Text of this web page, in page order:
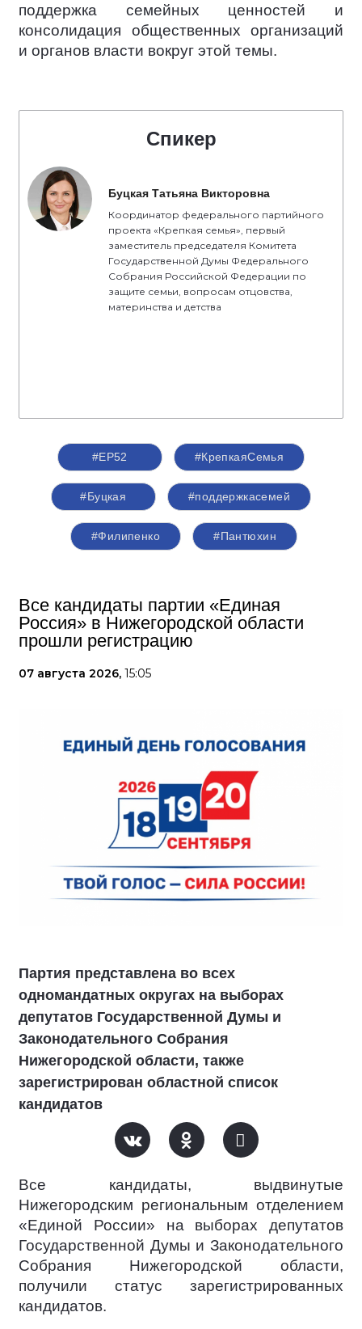
поддержка семейных ценностей и
консолидация общественных организаций
и органов власти вокруг этой темы.
Спикер
Буцкая Татьяна Викторовна
Координатор федерального партийного
проекта «Крепкая семья», первый
заместитель председателя Комитета
Государственной Думы Федерального
Собрания Российской Федерации по
защите семьи, вопросам отцовства,
материнства и детства
#ЕР52 #КрепкаяСемья
#Буцкая #поддержкасемей
#Филипенко #Пантюхин
Все кандидаты партии «Единая
Россия» в Нижегородской области
прошли регистрацию
07 августа 2026, 15:05
Партия представлена во всех
одномандатных округах на выборах
депутатов Государственной Думы и
Законодательного Собрания
Нижегородской области, также
зарегистрирован областной список
кандидатов
Все кандидаты, выдвинутые
Нижегородским региональным отделением
«Единой России» на выборах депутатов
Государственной Думы и Законодательного
Собрания Нижегородской области,
получили статус зарегистрированных
кандидатов.